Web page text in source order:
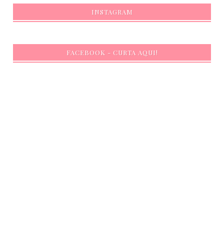
INSTAGRAM
FACEBOOK - CURTA AQUI!